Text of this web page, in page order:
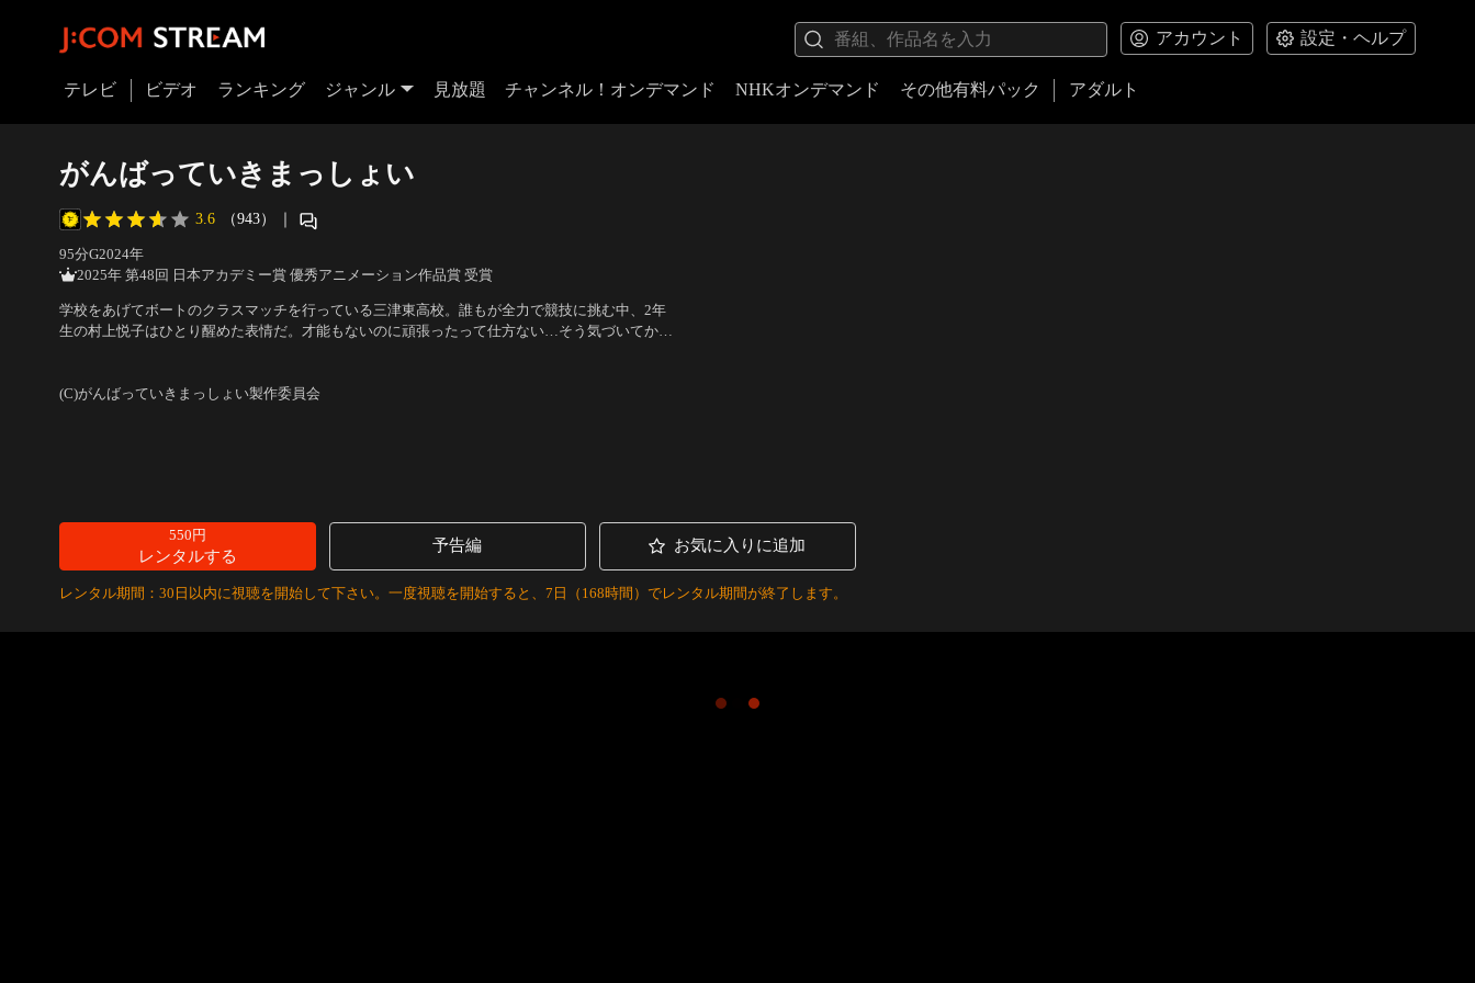
アカウント 設定・ヘルプ
テレビ ビデオ ランキング ジャンル 見放題 チャンネル！オンデマンド NHKオンデマンド その他有料パック アダルト
がんばっていきまっしょい
3.6 （943） ｜
95分G2024年
2025年 第48回 日本アカデミー賞 優秀アニメーション作品賞 受賞
学校をあげてボートのクラスマッチを行っている三津東高校。誰もが全力で競技に挑む中、2年
生の村上悦子はひとり醒めた表情だ。才能もないのに頑張ったって仕方ない…そう気づいてから
み…。
(C)がんばっていきまっしょい製作委員会
550円
レンタルする
予告編 お気に入りに追加
レンタル期間：30日以内に視聴を開始して下さい。一度視聴を開始すると、7日（168時間）でレンタル期間が終了します。